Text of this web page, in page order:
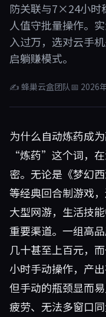
防关联与7×24小时
人值守批量操作。
入过万，选对云手
启躺赚模式。
✍ 蜂巢云盒团队📅 2026
为什么自动炼药成为
“炼药”这个词，
密。无论是《梦幻
等经典回合制游戏
大型网游，生活技
重要渠道。一组高
几十甚至上百元，
小时手动操作，产
但手动的瓶颈显而
疲劳、无法多窗口